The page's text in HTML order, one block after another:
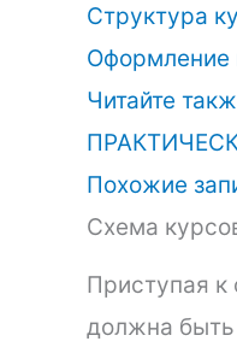
Структура
Оформление
Читайте
Похожие
Схема
Приступая к
должна быть